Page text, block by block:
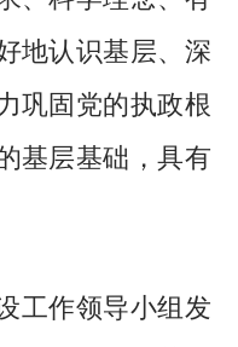
地认识基层、深
巩固党的执政根
基层基础，具有
作领导小组发